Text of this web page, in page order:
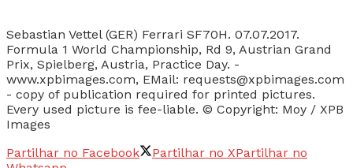
Sebastian Vettel (GER) Ferrari SF70H. 07.07.2017.
Formula 1 World Championship, Rd 9, Austrian Grand
Prix, Spielberg, Austria, Practice Day. -
www.xpbimages.com, EMail: requests@xpbimages.com
- copy of publication required for printed pictures.
Every used picture is fee-liable. © Copyright: Moy / XPB
Images
Partilhar no Facebook
Partilhar no XPartilhar no